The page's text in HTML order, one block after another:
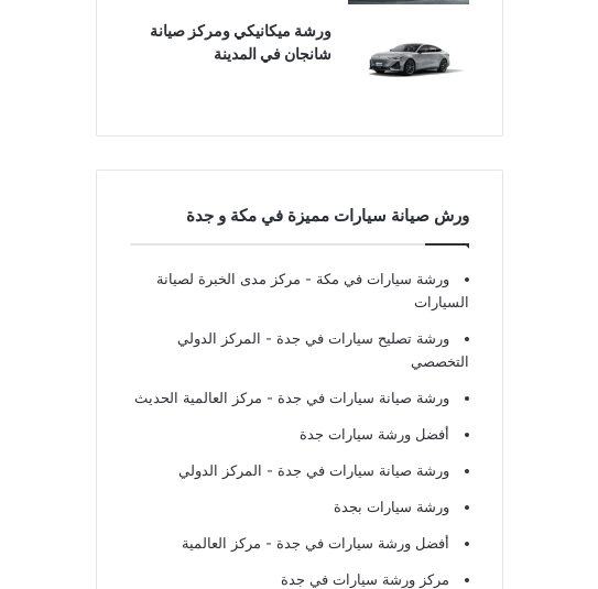
ورشة ميكانيكي ومركز صيانة
شانجان في المدينة
ورش صيانة سيارات مميزة في مكة و جدة
ورشة سيارات في مكة - مركز مدى الخبرة لصيانة
السيارات
ورشة تصليح سيارات في جدة - المركز الدولي
التخصصي
ورشة صيانة سيارات في جدة - مركز العالمية الحديث
أفضل ورشة سيارات جدة
ورشة صيانة سيارات في جدة - المركز الدولي
ورشة سيارات بجدة
أفضل ورشة سيارات في جدة - مركز العالمية
مركز ورشة سيارات في جدة